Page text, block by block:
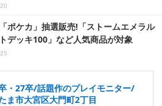
ポケカ」抽選販売!「ストームエメラル
デッキ100」など人気商品が対象
・27卒/話題作のプレイモニター/
ま市大宮区大門町2丁目